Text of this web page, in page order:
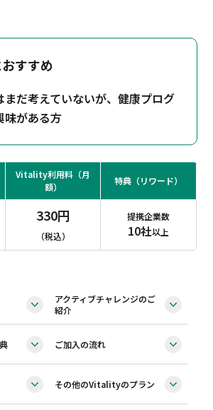
すすめ
まだ考えていないが、健康プログ
味がある方
Vitality利用料（月
額）
特典（リワード）
330円
（税込）
提携企業数
10社以上
アクティブチャレンジのご
紹介
ご加入の流れ
その他のVitalityのプラン